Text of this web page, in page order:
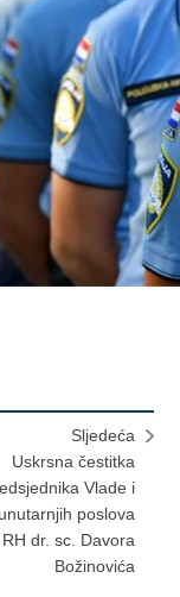
Sljedeća
Uskrsna čestitka
Vlade i
poslova
RH dr. sc. Davora
Božinovića